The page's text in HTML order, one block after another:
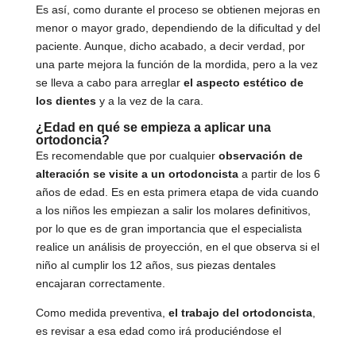
Es así, como durante el proceso se obtienen mejoras en
menor o mayor grado, dependiendo de la dificultad y del
paciente. Aunque, dicho acabado, a decir verdad, por
una parte mejora la función de la mordida, pero a la vez
se lleva a cabo para arreglar el aspecto estético de
los dientesy a la vez de la cara.
¿Edad en qué se empieza a aplicar una
ortodoncia?
Es recomendable que por cualquier observación de
alteración se visite a un ortodoncistaa partir de los 6
años de edad. Es en esta primera etapa de vida cuando
a los niños les empiezan a salir los molares definitivos,
por lo que es de gran importancia que el especialista
realice un análisis de proyección, en el que observa si el
niño al cumplir los 12 años, sus piezas dentales
encajaran correctamente.
Como medida preventiva, el trabajo del ortodoncista,
es revisar a esa edad como irá produciéndose el